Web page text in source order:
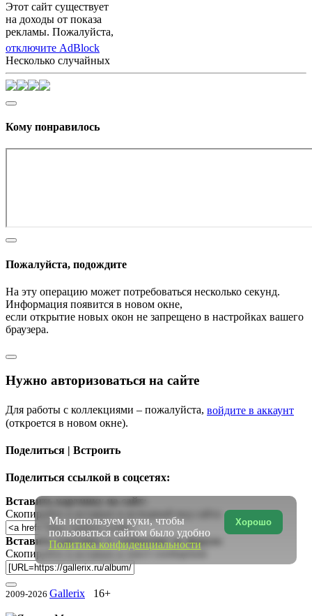
Этот сайт существует
на доходы от показа
рекламы. Пожалуйста,
отключите AdBlock
Несколько случайных
Кому понравилось
Пожалуйста, подождите
На эту операцию может потребоваться несколько секунд.
Информация появится в новом окне,
если открытие новых окон не запрещено в настройках вашего
браузера.
Нужно авторизоваться на сайте
Для работы с коллекциями – пожалуйста, войдите в аккаунт
(откроется в новом окне).
Поделиться | Встроить
Поделиться ссылкой в соцсетях:
Вставить картинку на сайт:
Скопируйте и вставьте в исходный код сайта
Вставить картинку в сообщение на форум:
Скопируйте и вставьте в текст сообщения
2009-2026 Gallerix 16+
Хорошо
Мы используем куки, чтобы
пользоваться сайтом было удобно
Политика конфиденциальности